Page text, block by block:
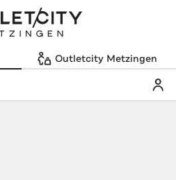
Outletcity Metzingen